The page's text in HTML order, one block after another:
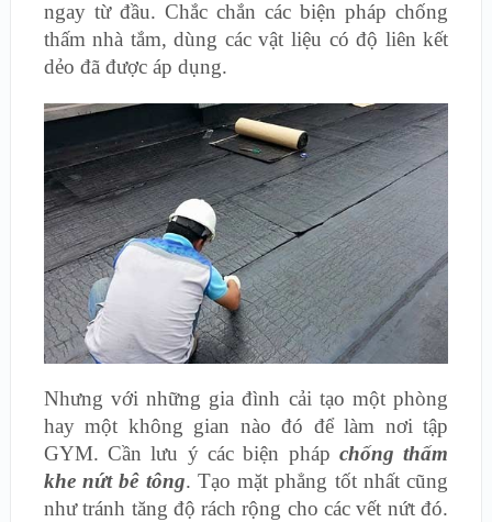
ngay từ đầu. Chắc chắn các biện pháp chống
thấm nhà tắm, dùng các vật liệu có độ liên kết
dẻo đã được áp dụng.
Nhưng với những gia đình cải tạo một phòng
hay một không gian nào đó để làm nơi tập
GYM. Cần lưu ý các biện pháp chống thấm
khe nứt bê tông. Tạo mặt phẳng tốt nhất cũng
như tránh tăng độ rách rộng cho các vết nứt đó.